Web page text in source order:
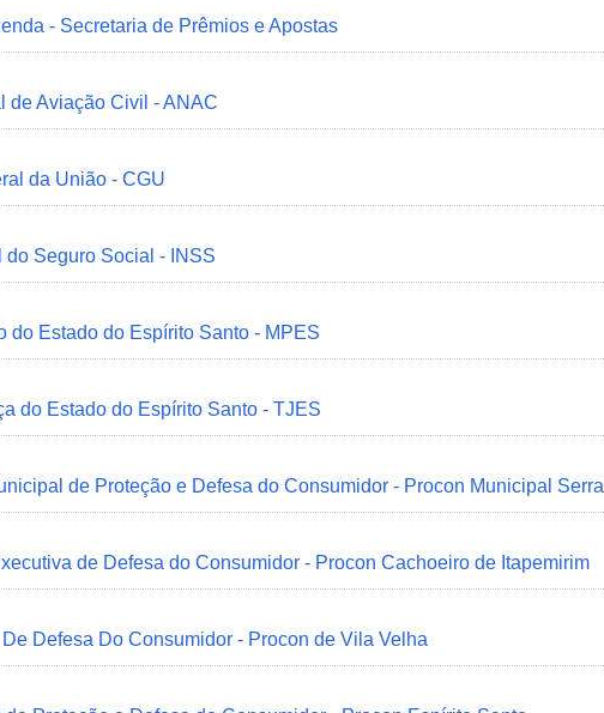
- Secretaria de Prêmios e Apostas
de Aviação Civil - ANAC
da União - CGU
do Seguro Social - INSS
do Estado do Espírito Santo - MPES
do Estado do Espírito Santo - TJES
de Proteção e Defesa do Consumidor - Procon Municipal Serra
de Defesa do Consumidor - Procon Cachoeiro de Itapemirim
Defesa Do Consumidor - Procon de Vila Velha